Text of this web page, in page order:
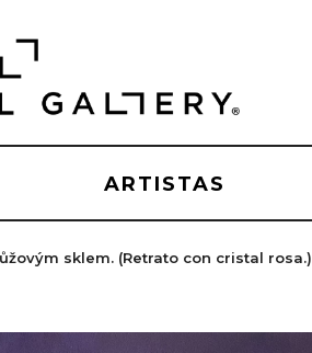
ARTISTAS
sklem. (Retrato con cristal rosa.)